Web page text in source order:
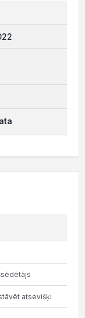
atsevišķi